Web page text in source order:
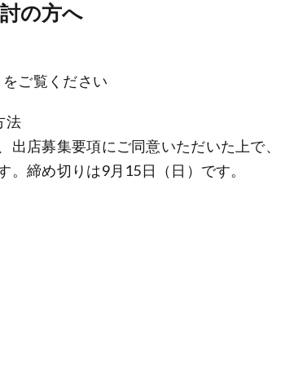
の方へ
をご覧ください
法
出店募集要項にご同意いただいた上で、
。締め切りは9月15日（日）です。